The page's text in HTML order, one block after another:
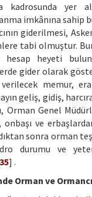
kadrosunda yer
imkânına sahip
giderilmesi,
tabi olmuştur.
heyeti
gider olarak
verilecek memur,
geliş, gidiş,
Orman Genel
onbaşı ve
sonra orman
durumu ve
35] .
Orman ve